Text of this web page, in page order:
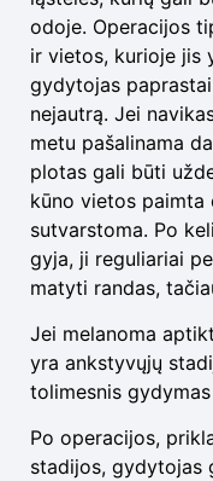
odoje. Operacijos
ir vietos, kurioje jis
gydytojas
nejautrą. Jei
metu pašalinama
plotas gali būti
kūno vietos paimta
sutvarstoma. Po
gyja, ji reguliariai
matyti randas,
Jei melanoma
yra ankstyvųjų
tolimesnis
Po operacijos,
stadijos, gydytojas